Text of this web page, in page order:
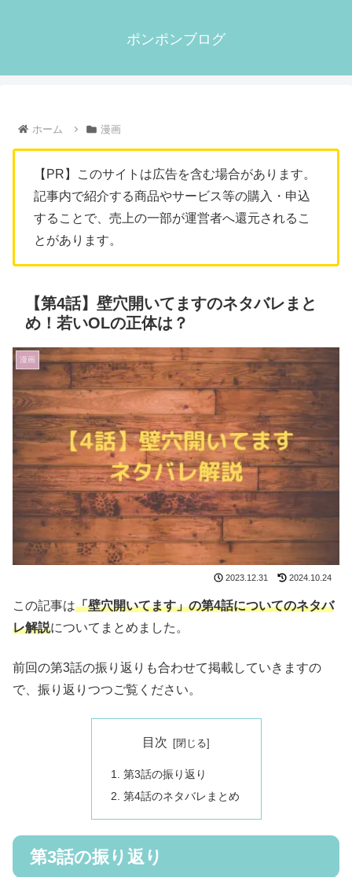
ポンポンブログ
ホーム 漫画
【PR】このサイトは広告を含む場合があります。
記事内で紹介する商品やサービス等の購入・申込
することで、売上の一部が運営者へ還元されるこ
とがあります。
【第4話】壁穴開いてますのネタバレまと
め！若いOLの正体は？
漫画
2023.12.31 2024.10.24
この記事は「壁穴開いてます」の第4話についてのネタバ
レ解説についてまとめました。
前回の第3話の振り返りも合わせて掲載していきますの
で、振り返りつつご覧ください。
目次
第3話の振り返り
第4話のネタバレまとめ
第3話の振り返り